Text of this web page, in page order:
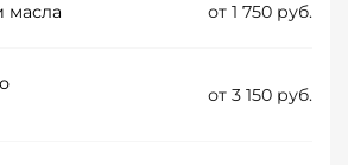
масла от 1 750 руб.
от 3 150 руб.